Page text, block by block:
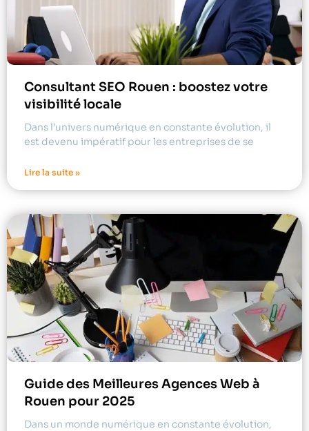
Consultant SEO Rouen : boostez votre
visibilité locale
Dans l’univers numérique en constante évolution, il
est devenu impératif pour les entreprises de se
Lire la suite »
Guide des Meilleures Agences Web à
Rouen pour 2025
Dans un monde numérique en constante évolution,